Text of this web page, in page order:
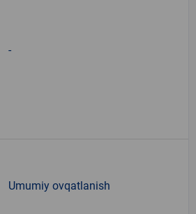
-
Umumiy ovqatlanish